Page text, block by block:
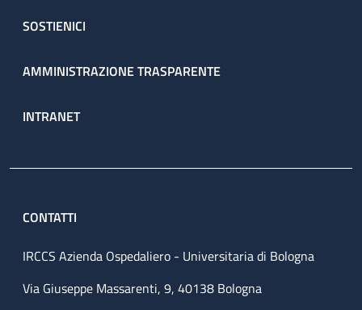
SOSTIENICI
AMMINISTRAZIONE TRASPARENTE
INTRANET
CONTATTI
IRCCS Azienda Ospedaliero - Universitaria di Bologna
Via Giuseppe Massarenti, 9, 40138 Bologna